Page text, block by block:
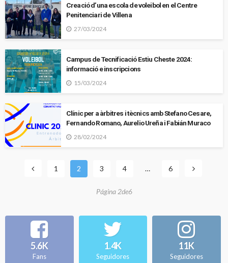
Creació d’una escola de voleibol en el Centre
Penitenciari de Villena
27/03/2024
Campus de Tecnificació Estiu Cheste 2024:
informació e inscripcions
15/03/2024
Clínic per a àrbitres i tècnics amb Stefano Cesare,
Fernando Romano, Aurelio Ureña i Fabián Muraco
28/02/2024
1 2 3 4 … 6
Página 2de6
5.6K
Fans
1.4K
Seguidores
11K
Seguidores